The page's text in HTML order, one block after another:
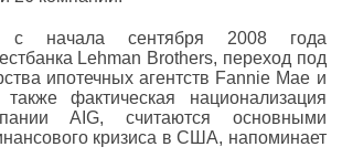
с начала сентября 2008 года
Lehman Brothers, переход под
ипотечных агентств Fannie Mae и
фактическая национализация
AIG, считаются основными
кризиса в США, напоминает